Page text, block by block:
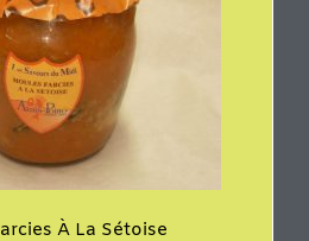
À La Sétoise